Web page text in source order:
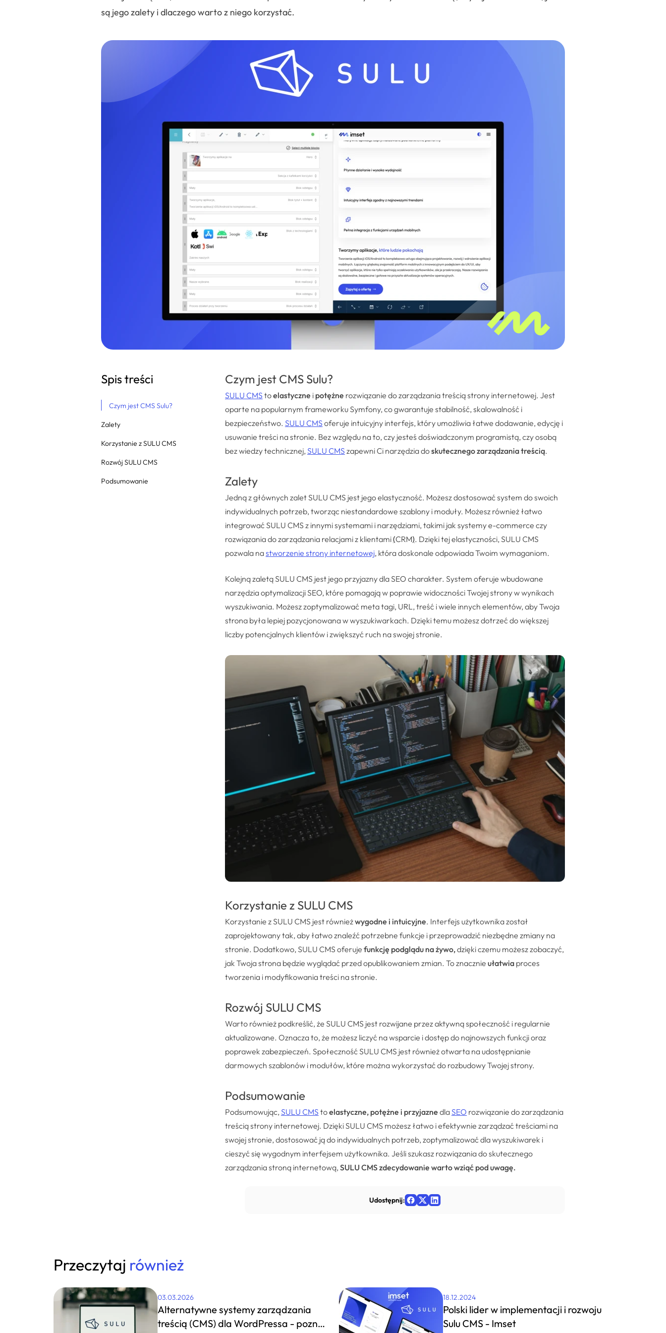
są jego zalety i dlaczego warto z niego korzystać.
Spis treści
Czym jest CMS Sulu?
Zalety
Korzystanie z SULU CMS
Rozwój SULU CMS
Podsumowanie
Czym jest CMS Sulu?
SULU CMS toelastyczne i potężne rozwiązanie do zarządzania treścią strony internetowej. Jest
oparte na popularnym frameworku Symfony, co gwarantuje stabilność, skalowalność i
bezpieczeństwo. SULU CMS oferuje intuicyjny interfejs, który umożliwia łatwe dodawanie, edycję i
usuwanie treści na stronie. Bez względu na to, czy jesteś doświadczonym programistą, czy osobą
bez wiedzy technicznej,SULU CMS zapewni Ci narzędzia doskutecznego zarządzania treścią.
Zalety
Jedną z głównych zalet SULU CMS jest jego elastyczność. Możesz dostosować system do swoich
indywidualnych potrzeb, tworząc niestandardowe szablony i moduły. Możesz również łatwo
integrować SULU CMS z innymi systemami i narzędziami, takimi jak systemy e-commerce czy
rozwiązania do zarządzania relacjami z klientami(CRM). Dzięki tej elastyczności, SULU CMS
pozwala nastworzenie strony internetowej, która doskonale odpowiada Twoim wymaganiom.
Kolejną zaletą SULU CMS jest jego przyjazny dla SEO charakter. System oferuje wbudowane
narzędzia optymalizacji SEO, które pomagają w poprawie widoczności Twojej strony w wynikach
wyszukiwania. Możesz zoptymalizować meta tagi, URL, treść i wiele innych elementów, aby Twoja
strona była lepiej pozycjonowana w wyszukiwarkach. Dzięki temu możesz dotrzeć do większej
liczby potencjalnych klientów i zwiększyć ruch na swojej stronie.
Korzystanie z SULU CMS
Korzystanie z SULU CMS jest równieżwygodne i intuicyjne. Interfejs użytkownika został
zaprojektowany tak, aby łatwo znaleźć potrzebne funkcje i przeprowadzić niezbędne zmiany na
stronie. Dodatkowo, SULU CMS oferuje funkcję podglądu na żywo,dzięki czemu możesz zobaczyć,
jak Twoja strona będzie wyglądać przed opublikowaniem zmian. To znacznie ułatwia proces
tworzenia i modyfikowania treści na stronie.
Rozwój SULU CMS
Warto również podkreślić, że SULU CMS jest rozwijane przez aktywną społeczność i regularnie
aktualizowane. Oznacza to, że możesz liczyć na wsparcie i dostęp do najnowszych funkcji oraz
poprawek zabezpieczeń. Społeczność SULU CMS jest również otwarta na udostępnianie
darmowych szablonów i modułów, które można wykorzystać do rozbudowy Twojej strony.
Podsumowanie
Podsumowując, SULU CMS toelastyczne, potężne i przyjazne dlaSEO rozwiązanie do zarządzania
treścią strony internetowej. Dzięki SULU CMS możesz łatwo i efektywnie zarządzać treściami na
swojej stronie, dostosować ją do indywidualnych potrzeb, zoptymalizować dla wyszukiwarek i
cieszyć się wygodnym interfejsem użytkownika. Jeśli szukasz rozwiązania do skutecznego
zarządzania stroną internetową, SULU CMS zdecydowanie warto wziąć pod uwagę.
Udostępnij:
Przeczytaj również
03.03.2026
Alternatywne systemy zarządzania
treścią (CMS) dla WordPressa - poznaj
18.12.2024
Polski lider w implementacji i rozwoju
Sulu CMS - Imset